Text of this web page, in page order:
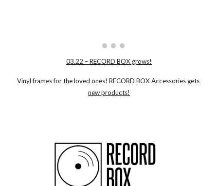
03.22 – RECORD BOX grows!
Vinyl frames for the loved ones! RECORD BOX Accessories gets
new products!